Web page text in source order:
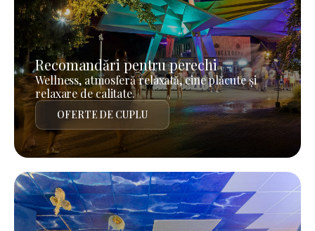
Recomandări pentru perechi
Wellness, atmosferă relaxată, cine plăcute și
relaxare de calitate.
OFERTE DE CUPLU